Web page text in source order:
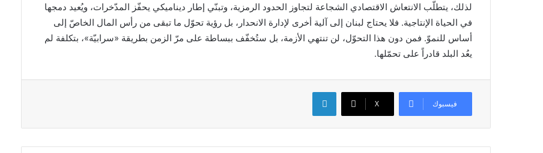
لذلك، يتطلّب الانتعاش الاقتصادي الشجاعة لتجاوز الحدود الرمزية، وتبنّي إطار ديناميكي يحفّز المدّخرات، ويُعيد دمجها
في الحياة الإنتاجية. فلا يحتاج لبنان إلى آلية أخرى لإدارة الانحدار، بل رؤية تحوّل ما تبقى من رأس المال الخاصّ إلى
أساس للنموّ. فمن دون هذا التحوّل، لن تنتهي الأزمة، بل ستُخفّف ببساطة على مرّ الزمن بطريقة «سرابيّة»، بتكلفة لم
يعُد البلد قادراً على تحمّلها.
فيسبوك X
لينكدإن